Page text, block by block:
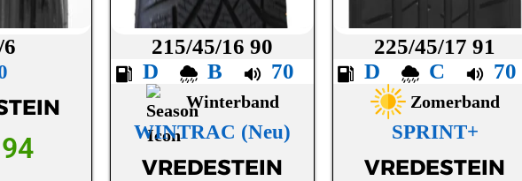
215/45/16 90
D
B 70
Winterband
WINTRAC (Neu)
VREDESTEIN
225/45/17 91
D
C 70
Zomerband
SPRINT+
VREDESTEIN